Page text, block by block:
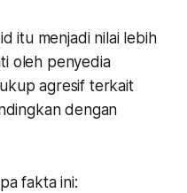
itu menjadi nilai lebih
oleh penyedia
agresif terkait
dengan
fakta ini: